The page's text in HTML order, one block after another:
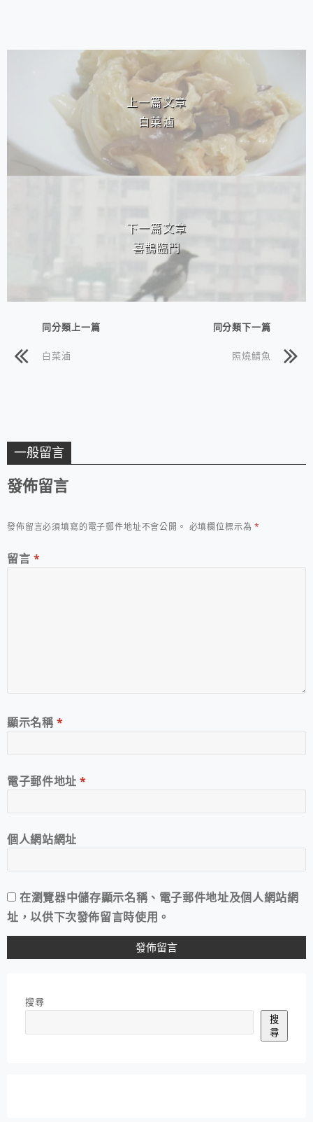
上一篇文章
白菜滷
下一篇文章
喜鵲臨門
同分類上一篇
白菜滷
同分類下一篇
照燒鯖魚
一般留言
發佈留言
發佈留言必須填寫的電子郵件地址不會公開。 必填欄位標示為*
留言 *
顯示名稱*
電子郵件地址*
個人網站網址
在瀏覽器中儲存顯示名稱、電子郵件地址及個人網站網
址，以供下次發佈留言時使用。
搜尋
搜
尋